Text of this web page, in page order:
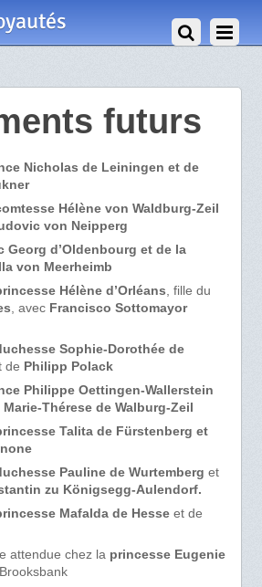
futurs
Nicholas de Leiningen et de
Hélène von Waldburg-Zeil
von Neipperg
Georg d’Oldenbourg et dela
von Meerheimb
Hélène d’Orléans , fille du
, avec Francisco Sottomayor
Sophie-Dorothée de
de Philipp Polack
Philippe Oettingen-Wallerstein
Thérese de Walburg-Zeil
Talita de Fürstenberg et
Pauline de Wurtemberg et
zu Königsegg-Aulendorf.
Mafalda de Hesseet de
attendue chez la princesse Eugenie